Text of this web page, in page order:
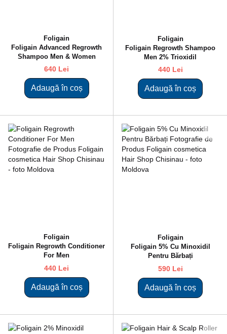
Foligain
Fоligain Advanced Regrowth
Shampoo Men & Women
640 Lei
Adaugă în coș
Foligain
Foligain Regrowth Shampoo
Men 2% Trioxidil
440 Lei
Adaugă în coș
Foligain
Fоligain Regrowth Conditioner
For Men
440 Lei
Adaugă în coș
Foligain
Foligain 5% Cu Minoxidil
Pentru Bărbați
590 Lei
Adaugă în coș